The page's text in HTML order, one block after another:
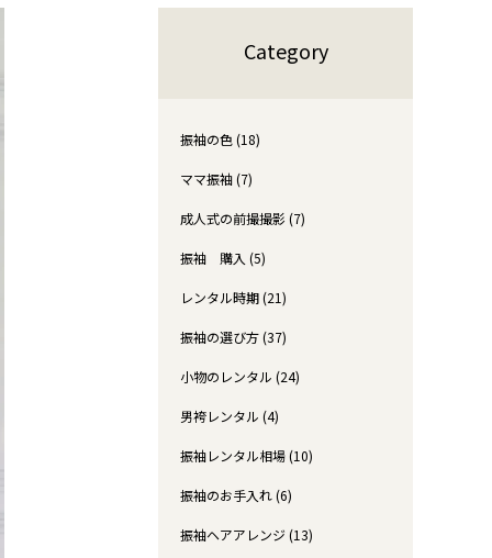
Category
振袖の色 (18)
ママ振袖 (7)
成人式の前撮撮影 (7)
振袖 購入 (5)
レンタル時期 (21)
振袖の選び方 (37)
小物のレンタル (24)
男袴レンタル (4)
振袖レンタル相場 (10)
振袖のお手入れ (6)
振袖ヘアアレンジ (13)